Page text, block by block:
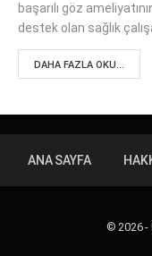
başarılı göz
destek olan sağlık
DAHA FAZLA OKU...
ANA SAYFA
© 2026 -